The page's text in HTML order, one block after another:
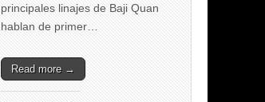
principales linajes de Baji Quan
hablan de primer…
Read more →